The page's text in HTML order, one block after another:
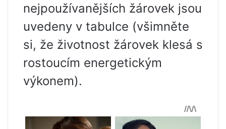
nejpoužívanějších žárovek jsou
uvedeny v tabulce (všimněte
si, že životnost žárovek klesá s
rostoucím energetickým
výkonem).